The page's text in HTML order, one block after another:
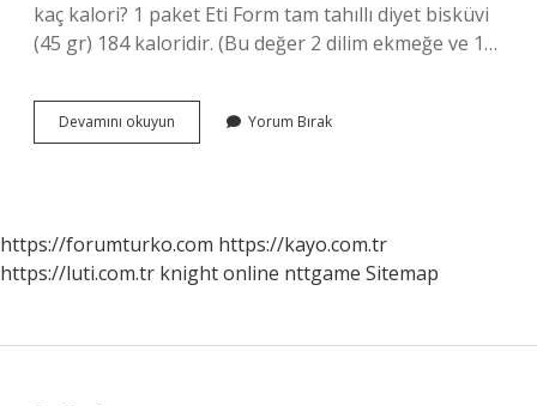
kaç kalori? 1 paket Eti Form tam tahıllı diyet bisküvi
(45 gr) 184 kaloridir. (Bu değer 2 dilim ekmeğe ve 1…
Devamını okuyun
Kaç
Yorum Bırak
https://forumturko.com https://kayo.com.tr
https://luti.com.tr knight online nttgame Sitemap